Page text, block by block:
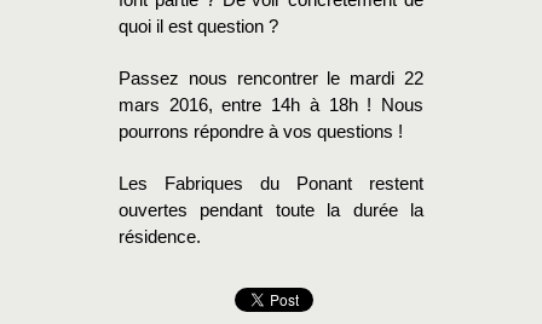
quoi il est question ?
Passez nous rencontrer le mardi 22
mars 2016, entre 14h à 18h ! Nous
pourrons répondre à vos questions !
Les Fabriques du Ponant restent
ouvertes pendant toute la durée la
résidence.